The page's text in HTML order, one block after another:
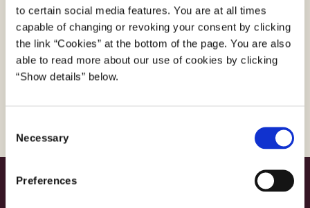
to certain social media features. You are at all times
capable of changing or revoking your consent by clicking
the link “Cookies” at the bottom of the page. You are also
able to read more about our use of cookies by clicking
“Show details” below.
n
Necessary
Preferences
Presse
Er du journalist og har et spørgsmål, kan du
ringe på telefon4178 6060
Digitaliseringsstyrelsen